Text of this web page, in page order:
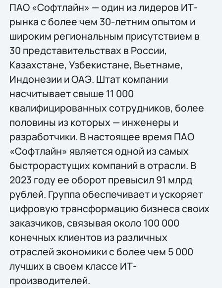
ПАО «Софтлайн» — один из лидеров ИТ-
рынка с более чем 30-летним опытом и
широким региональным присутствием в
30 представительствах в России,
Казахстане, Узбекистане, Вьетнаме,
Индонезии и ОАЭ. Штат компании
насчитывает свыше 11 000
квалифицированных сотрудников, более
половины из которых — инженеры и
разработчики. В настоящее время ПАО
«Софтлайн» является одной из самых
быстрорастущих компаний в отрасли. В
2023 году ее оборот превысил 91 млрд
рублей. Группа обеспечивает и ускоряет
цифровую трансформацию бизнеса своих
заказчиков, связывая около 100 000
конечных клиентов из различных
отраслей экономики с более чем 5 000
лучших в своем классе ИТ-
производителей.